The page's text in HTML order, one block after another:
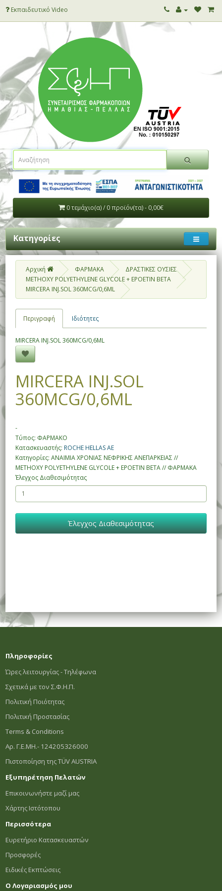
Εκπαιδευτικό Video
0 τεμάχιο(α) / 0 προϊόν(τα) - 0,00€
Κατηγορίες
Αρχική ΦΑΡΜΑΚΑ
ΔΡΑΣΤΙΚΕΣ ΟΥΣΙΕΣ
METHOXY POLYETHYLENE GLYCOLE + EPOETIN BETA
MIRCERA INJ.SOL 360MCG/0,6ML
Περιγραφή Ιδιότητες
MIRCERA INJ.SOL 360MCG/0,6ML
MIRCERA INJ.SOL
360MCG/0,6ML
-
Τύπος: ΦΑΡΜΑΚΟ
Κατασκευαστής: ROCHE HELLAS ΑΕ
Κατηγορίες: ΑΝΑΙΜΙΑ ΧΡΟΝΙΑΣ ΝΕΦΡΙΚΗΣ ΑΝΕΠΑΡΚΕΙΑΣ //
METHOXY POLYETHYLENE GLYCOLE + EPOETIN BETA // ΦΑΡΜΑΚΑ
Έλεγχος Διαθεσιμότητας
Έλεγχος Διαθεσιμότητας
Πληροφορίες
Ώρες λειτουργίας - Τηλέφωνα
Σχετικά με τον Σ.Φ.Η.Π.
Πολιτική Ποιότητας
Πολιτική Προστασίας
Terms & Conditions
Αρ. Γ.Ε.ΜΗ.- 124205326000
Πιστοποίηση της TÜV AUSTRIA
Εξυπηρέτηση Πελατών
Επικοινωνήστε μαζί μας
Χάρτης Ιστότοπου
Περισσότερα
Ευρετήριο Κατασκευαστών
Προσφορές
Ειδικές Εκπτώσεις
Ο Λογαριασμός μου